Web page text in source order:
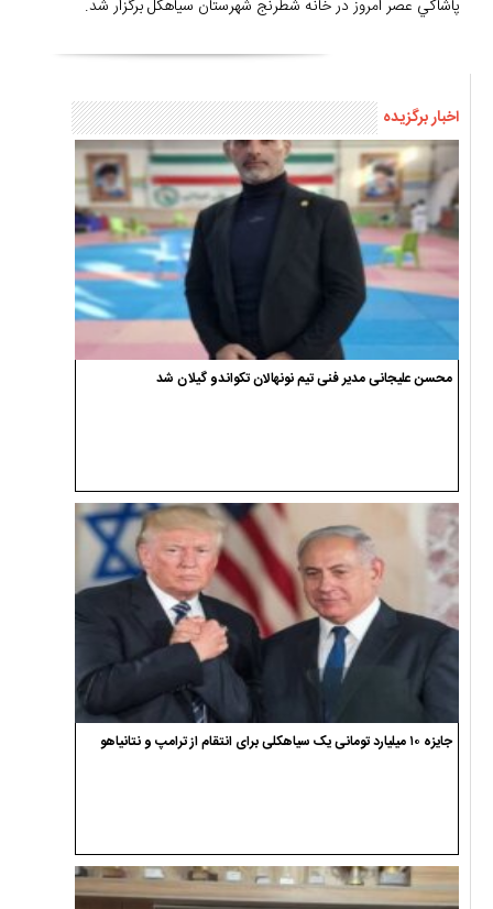
پاشاکي عصر امروز در خانه شطرنج شهرستان سياهکل برگزار شد.
اخبار برگزیده
محسن علیجانی مدیر فنی تیم نونهالان تکواندو گیلان شد
جایزه ۱۰ میلیارد تومانی یک سیاهکلی برای انتقام از ترامپ و نتانیاهو